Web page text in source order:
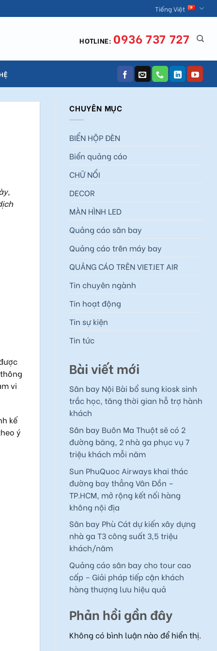
Tiếng Việt
HOTLINE: 0936 737 727
vi
kế
ý
CHUYÊN MỤC
BIỂN HỘP ĐÈN
Biển quảng cáo
CHỮ NỔI
DECOR
MÀN HÌNH LED
Quảng cáo sân bay
Quảng cáo trên máy bay
QUẢNG CÁO TRÊN VIETJET AIR
Tin chuyên ngành
Tin hoạt động
Tin sự kiện
Tin tức
Bài viết mới
Sân bay Nội Bài bổ sung kiosk sinh
trắc học, tăng thời gian hỗ trợ hành
khách
Sân bay Buôn Ma Thuột sẽ có 2
đường băng, 2 nhà ga phục vụ 7
triệu khách mỗi năm
Sun PhuQuoc Airways khai thác
đường bay thẳng Vân Đồn –
TP.HCM, mở rộng kết nối hàng
không nội địa
Sân bay Phù Cát dự kiến xây dựng
nhà ga T3 công suất 3,5 triệu
khách/năm
Quảng cáo sân bay cho tour cao
cấp – Giải pháp tiếp cận khách
hàng thượng lưu hiệu quả
Phản hồi gần đây
Không có bình luận nào để hiển thị.